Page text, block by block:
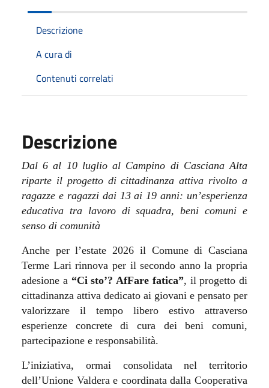
Descrizione
A cura di
Contenuti correlati
Descrizione
Dal 6 al 10 luglio al Campino di Casciana Alta
riparte il progetto di cittadinanza attiva rivolto a
ragazze e ragazzi dai 13 ai 19 anni: un’esperienza
educativa tra lavoro di squadra, beni comuni e
senso di comunità
Anche per l’estate 2026 il Comune di Casciana
Terme Lari rinnova per il secondo anno la propria
adesione a “Ci sto’? AfFare fatica”, il progetto di
cittadinanza attiva dedicato ai giovani e pensato per
valorizzare il tempo libero estivo attraverso
esperienze concrete di cura dei beni comuni,
partecipazione e responsabilità.
L’iniziativa, ormai consolidata nel territorio
dell’Unione Valdera e coordinata dalla Cooperativa